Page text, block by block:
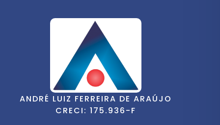
ANDRÉ LUIZ FERREIRA DE ARAÚJO
CRECI: 175.936-F